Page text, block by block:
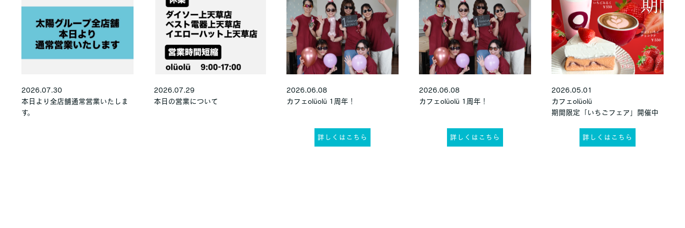
2026.07.30
本日より全店舗通常営業いたしま
す。
2026.07.29
本日の営業について
2026.06.08
カフェolüolü 1周年！
詳しくはこちら
2026.06.08
カフェolüolü 1周年！
詳しくはこちら
2026.05.01
カフェolüolü
期間限定「いちごフェア」開催中
詳しくはこちら